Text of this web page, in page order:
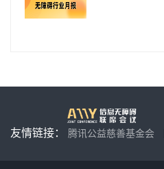
友情链接： 腾讯公益慈善基金会